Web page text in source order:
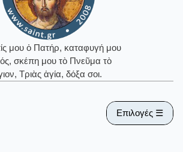
μου ὁ Πατήρ, καταφυγή μου
σκέπη μου τὸ Πνεῦμα τὸ
Τριὰς ἁγία, δόξα σοι.
Επιλογές ☰